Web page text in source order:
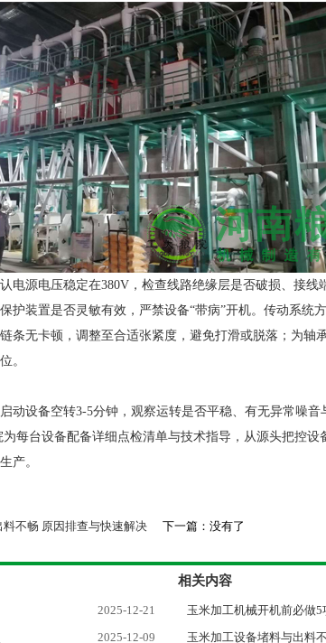
电源电压稳定在380V，检查线路绝缘层是否破损、接线
护装置是否灵敏有效，严禁设备“带病”开机。传动系统
条无卡顿，调整至合适张紧度，避免打滑或脱落；为轴
。
动设备空转3-5分钟，观察运转是否平稳、有无异常噪音
每台设备配备详细点检清单与技术指导，从源头把控设
产。
不畅 原因排查与快速解决 下一篇：没有了
相关内容
2025-12-21
2025-12-09
玉米加工机械开机前必做5
玉米加工设备堵料与出料